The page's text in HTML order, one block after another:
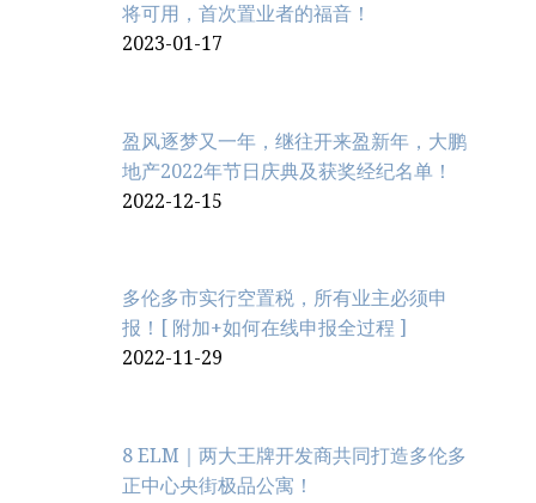
将可用，首次置业者的福音！
2023-01-17
盈风逐梦又一年，继往开来盈新年，大鹏
地产2022年节日庆典及获奖经纪名单！
2022-12-15
多伦多市实行空置税，所有业主必须申
报！[ 附加+如何在线申报全过程 ]
2022-11-29
8 ELM｜两大王牌开发商共同打造多伦多
正中心央街极品公寓！